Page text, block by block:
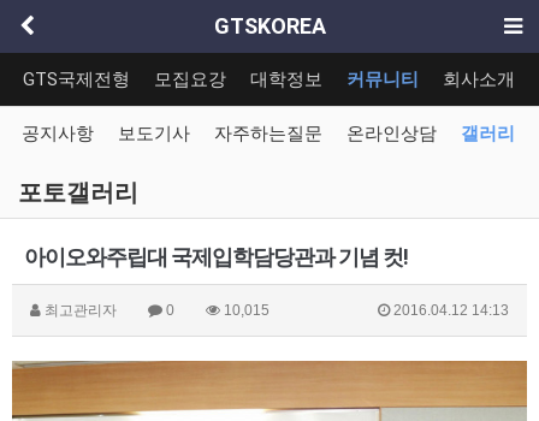
GTSKOREA
GTS국제전형 모집요강 대학정보 커뮤니티 회사소개
공지사항 보도기사 자주하는질문 온라인상담 갤러리
포토갤러리
아이오와주립대 국제입학담당관과 기념 컷!
최고관리자 0 10,015 2016.04.12 14:13